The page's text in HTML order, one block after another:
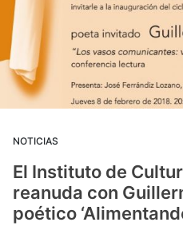
NOTICIAS
El Instituto de
reanuda con
poético